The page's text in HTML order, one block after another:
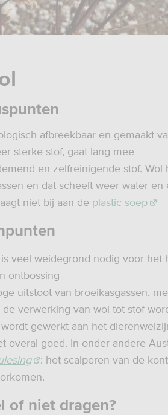
afbreekbaar en gemaakt
sterke stof, gaat lang mee
en zelfreinigende stof.
en dat scheelt weer water en
niet bij aan de plastic soep
is veel weidegrond nodig voor het
ontbossing
uitstoot van broeikasgassen,
de verwerking van wol tot stof
wordt gewerkt aan het
overal goed. In onder andere
: het scalperen van de
of niet dragen?